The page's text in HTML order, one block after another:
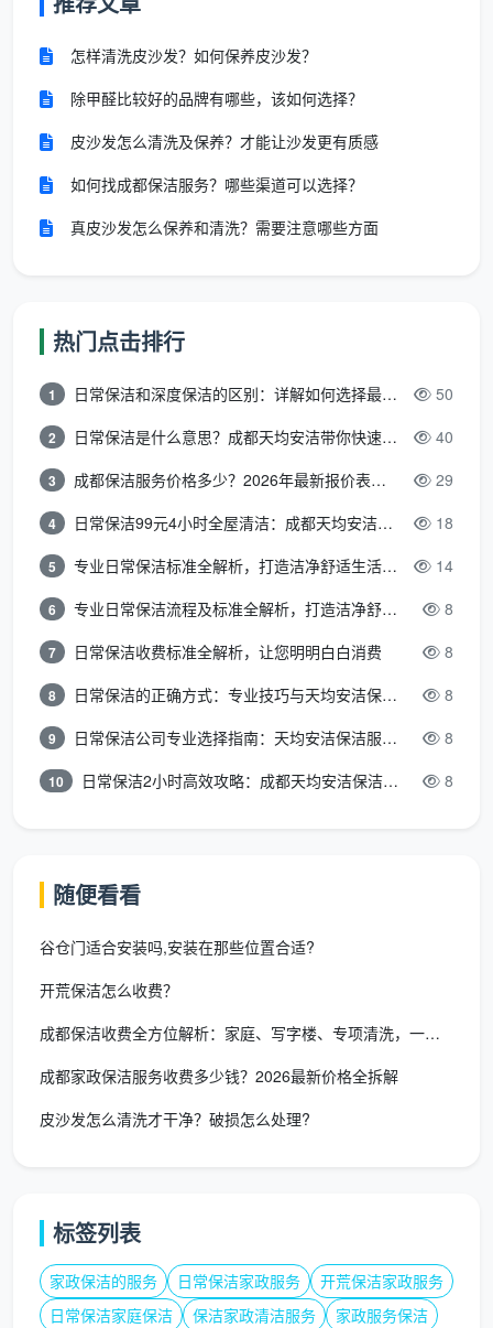
怎样清洗皮沙发？如何保养皮沙发？
除甲醛比较好的品牌有哪些，该如何选择？
皮沙发怎么清洗及保养？才能让沙发更有质感
如何找成都保洁服务？哪些渠道可以选择？
真皮沙发怎么保养和清洗？需要注意哪些方面
热门点击排行
1 日常保洁和深度保洁的区别：详解如何选择最适合的清洁服务 50
2 日常保洁是什么意思？成都天均安洁带你快速区分“日常vs深度vs开荒” 40
3 成都保洁服务价格多少？2026年最新报价表来了，这一篇看透所有费用 29
4 日常保洁99元4小时全屋清洁：成都天均安洁保洁超值服务全解析 18
5 专业日常保洁标准全解析，打造洁净舒适生活空间 14
6 专业日常保洁流程及标准全解析，打造洁净舒适环境 8
7 日常保洁收费标准全解析，让您明明白白消费 8
8 日常保洁的正确方式：专业技巧与天均安洁保洁服务全解析 8
9 日常保洁公司专业选择指南：天均安洁保洁服务全解析 8
10 日常保洁2小时高效攻略：成都天均安洁保洁专业时间管理方案 8
随便看看
谷仓门适合安装吗,安装在那些位置合适?
开荒保洁怎么收费？
成都保洁收费全方位解析：家庭、写字楼、专项清洗，一文看懂所有
成都家政保洁服务收费多少钱？2026最新价格全拆解
皮沙发怎么清洗才干净？破损怎么处理?
标签列表
家政保洁的服务 日常保洁家政服务
开荒保洁家政服务
日常保洁家庭保洁
保洁家政清洁服务
家政服务保洁